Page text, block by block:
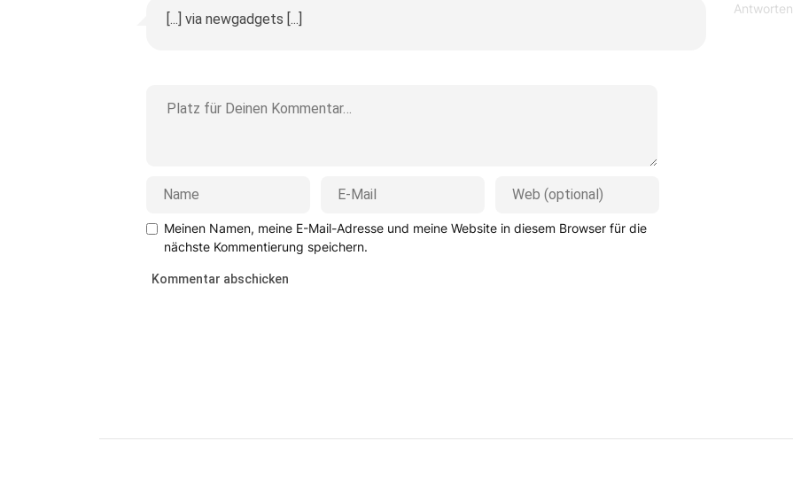
[...] via newgadgets [...]
Antworten
Meinen Namen, meine E-Mail-Adresse und meine Website in diesem Browser für die
nächste Kommentierung speichern.